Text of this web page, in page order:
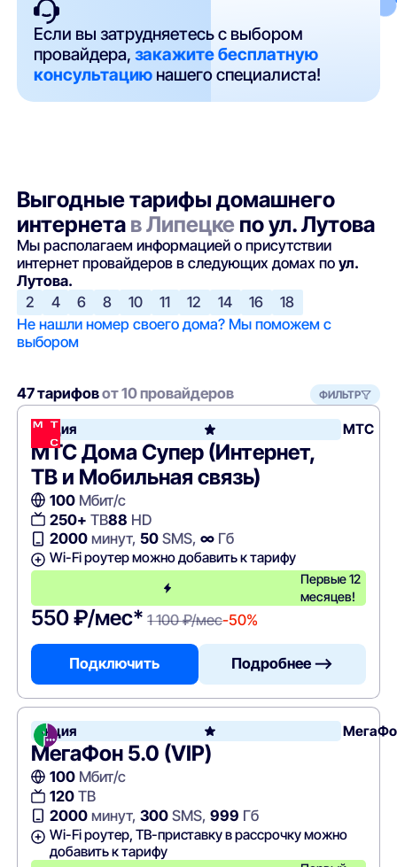
Если вы затрудняетесь с выбором
провайдера,закажите бесплатную
консультацию нашего специалиста!
Выгодные тарифы домашнего
интернета в Липецке по ул. Лутова
Мы располагаем информацией о присутствии
интернет провайдеров в следующих домах поул.
Лутова.
2
4 6 8 10 11 12 14 16
18
Не нашли номер своего дома? Мы поможем с
выбором
47 тарифовот 10 провайдеров ФИЛЬТР
Акция МТС
МТС Дома Супер (Интернет,
ТВ и Мобильная связь)
100Мбит/с
250+ ТВ88 HD
2000минут, 50SMS, ∞Гб
Wi-Fi роутер можно добавить к тарифу
Первые 12
месяцев!
550 ₽/мес* 1 100 ₽/мес-50%
Подключить Подробнее —>
Акция
МегаФон 5.0 (VIP)
100Мбит/с
120ТВ
2000минут, 300SMS, 999 Гб
Wi-Fi роутер, ТВ-приставку в рассрочку можно
добавить к тарифу